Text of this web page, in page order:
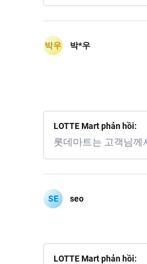
박우 박*우
LOTTE Mart phản hồi:
롯데마트는 고객님께
SE seo
LOTTE Mart phản hồi: